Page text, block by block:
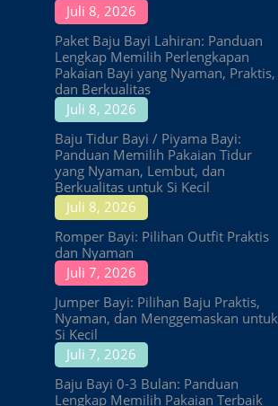
Juli 8, 2026
Paket Baju Bayi Lahiran: Panduan
Lengkap Memilih Perlengkapan
Pakaian Bayi yang Nyaman, Praktis,
dan Berkualitas
Juli 8, 2026
Baju Tidur Bayi / Piyama Bayi:
Panduan Memilih Pakaian Tidur
yang Nyaman, Lembut, dan
Berkualitas untuk Si Kecil
Juli 8, 2026
Romper Bayi: Pilihan Outfit Praktis
dan Nyaman
Juli 7, 2026
Jumper Bayi: Pilihan Baju Praktis,
Nyaman, dan Menggemaskan untuk
Si Kecil
Juli 7, 2026
Baju Bayi 0-3 Bulan: Panduan
Lengkap Memilih Pakaian Terbaik